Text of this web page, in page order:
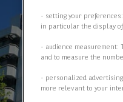
- setting your
in particular the display
- audience measurement:
and to measure the
- personalized
more relevant to your